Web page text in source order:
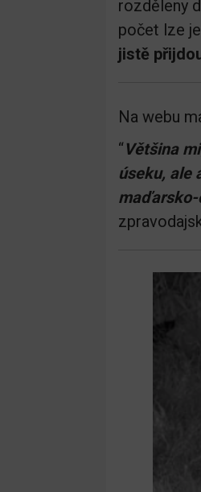
rozděleny
počet lze
jistě
Na webu
“Většina
úseku, ale
maďarsko-